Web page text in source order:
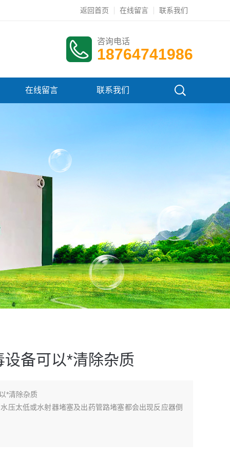
返回首页 在线留言 联系我们
咨询电话
18764741986
在线留言 联系我们
备可以*清除杂质
*清除杂质
压太低或水射器堵塞及出药管路堵塞都会出现反应器倒